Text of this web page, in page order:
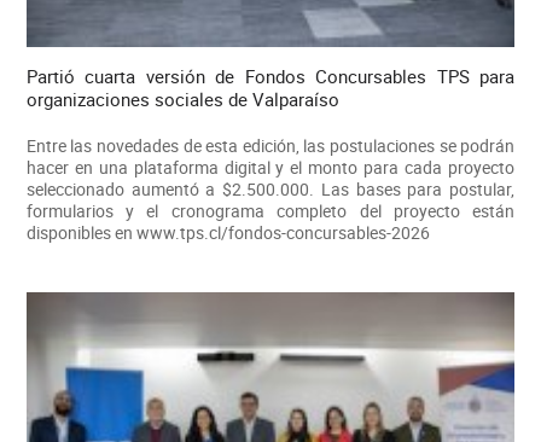
Partió cuarta versión de Fondos Concursables TPS para
organizaciones sociales de Valparaíso
Entre las novedades de esta edición, las postulaciones se podrán
hacer en una plataforma digital y el monto para cada proyecto
seleccionado aumentó a $2.500.000. Las bases para postular,
formularios y el cronograma completo del proyecto están
disponibles en www.tps.cl/fondos-concursables-2026